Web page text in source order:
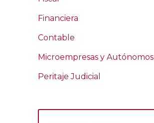
Financiera
Contable
Microempresas y Autónomos
Peritaje Judicial